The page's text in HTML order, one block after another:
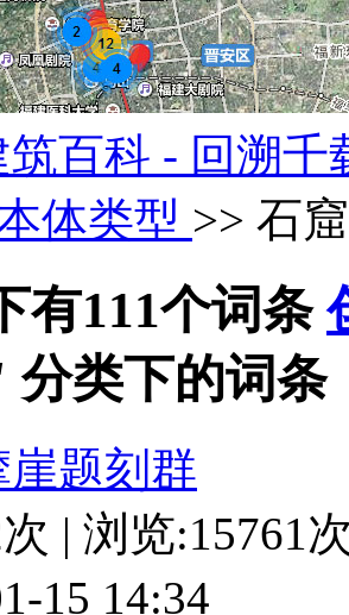
百科 - 回溯
体类型 >> 石
有111个词条
分类下的词条
题刻群
| 浏览:15761
15 14:34